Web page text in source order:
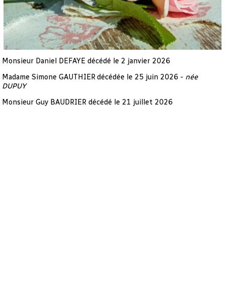
Monsieur Daniel DEFAYE décédé le 2 janvier 2026
Madame Simone GAUTHIERdécédée le 25 juin 2026 - née
DUPUY
Monsieur Guy BAUDRIER décédé le 21 juillet 2026